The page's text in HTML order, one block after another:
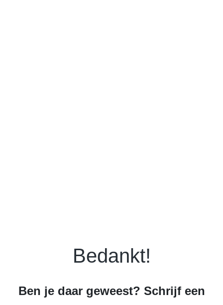
Bedankt!
Ben je daar geweest? Schrijf een